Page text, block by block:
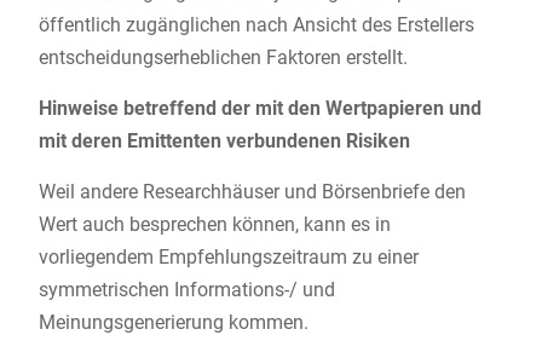
öffentlich zugänglichen nach Ansicht des Erstellers
entscheidungserheblichen Faktoren erstellt.
Hinweise betreffend der mit den Wertpapieren und
mit deren Emittenten verbundenen Risiken
Weil andere Researchhäuser und Börsenbriefe den
Wert auch besprechen können, kann es in
vorliegendem Empfehlungszeitraum zu einer
symmetrischen Informations-/ und
Meinungsgenerierung kommen.